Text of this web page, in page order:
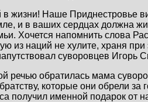
жизни! Наше Приднестровье
и в ваших сердцах должна
Хочется напомнить слова
из наций не хулите, храня
суворовцев Игорь
речью обратилась мама
которые они обрели за
получил именной подарок от